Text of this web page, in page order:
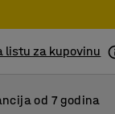
listu za kupovinu
od 7 godina